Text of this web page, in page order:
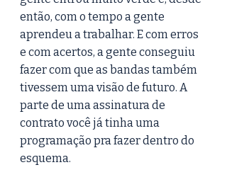
então, com o tempo a gente
aprendeu a trabalhar. E com erros
e com acertos, a gente conseguiu
fazer com que as bandas também
tivessem uma visão de futuro. A
parte de uma assinatura de
contrato você já tinha uma
programação pra fazer dentro do
esquema.